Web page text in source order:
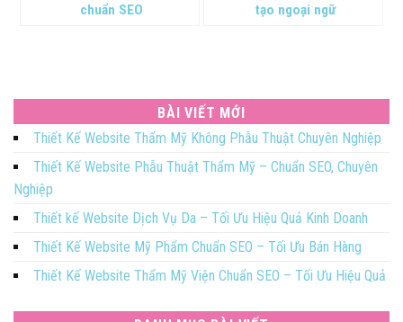
chuẩn SEO
tạo ngoại ngữ
BÀI VIẾT MỚI
Thiết Kế Website Thẩm Mỹ Không Phẫu Thuật Chuyên Nghiệp
Thiết Kế Website Phẫu Thuật Thẩm Mỹ – Chuẩn SEO, Chuyên
Nghiệp
Thiết kế Website Dịch Vụ Da – Tối Ưu Hiệu Quả Kinh Doanh
Thiết Kế Website Mỹ Phẩm Chuẩn SEO – Tối Ưu Bán Hàng
Thiết Kế Website Thẩm Mỹ Viện Chuẩn SEO – Tối Ưu Hiệu Quả